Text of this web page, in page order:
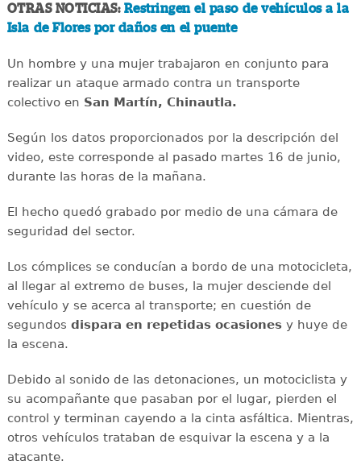
OTRAS NOTICIAS: Restringen el paso de vehículos a la
Isla de Flores por daños en el puente
Un hombre y una mujer trabajaron en conjunto para
realizar un ataque armado contra un transporte
colectivo en San Martín, Chinautla.
Según los datos proporcionados por la descripción del
video, este corresponde al pasado martes 16 de junio,
durante las horas de la mañana.
El hecho quedó grabado por medio de una cámara de
seguridad del sector.
Los cómplices se conducían a bordo de una motocicleta,
al llegar al extremo de buses, la mujer desciende del
vehículo y se acerca al transporte; en cuestión de
segundos dispara en repetidas ocasionesy huye de
la escena.
Debido al sonido de las detonaciones, un motociclista y
su acompañante que pasaban por el lugar, pierden el
control y terminan cayendo a la cinta asfáltica. Mientras,
otros vehículos trataban de esquivar la escena y a la
atacante.